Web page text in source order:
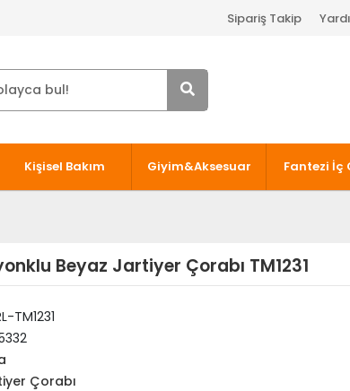
Sipariş Takip
Kişisel Bakım Giyim&Aksesuar Fantezi İç
Beyaz Jartiyer Çorabı TM1231
TM1231
Çorabı